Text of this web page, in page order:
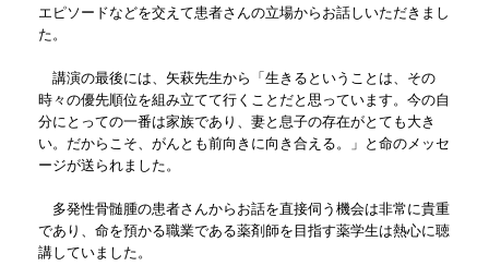
エピソードなどを交えて患者さんの立場からお話しいただきまし
た。
講演の最後には、矢萩先生から「生きるということは、その
時々の優先順位を組み立てて行くことだと思っています。今の自
分にとっての一番は家族であり、妻と息子の存在がとても大き
い。だからこそ、がんとも前向きに向き合える。」と命のメッセ
ージが送られました。
多発性骨髄腫の患者さんからお話を直接伺う機会は非常に貴重
であり、命を預かる職業である薬剤師を目指す薬学生は熱心に聴
講していました。